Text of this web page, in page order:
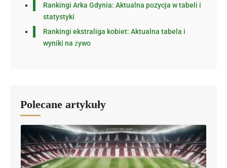
Rankingi Arka Gdynia: Aktualna pozycja w tabeli i
statystyki
Rankingi ekstraliga kobiet: Aktualna tabela i
wyniki na żywo
Polecane artykuły